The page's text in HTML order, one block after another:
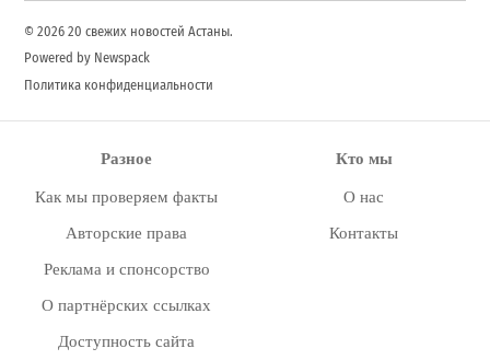
© 2026 20 свежих новостей Астаны.
Powered by Newspack
Политика конфиденциальности
Разное
Как мы проверяем факты
Авторские права
Реклама и спонсорство
О партнёрских ссылках
Доступность сайта
Кто мы
О нас
Контакты